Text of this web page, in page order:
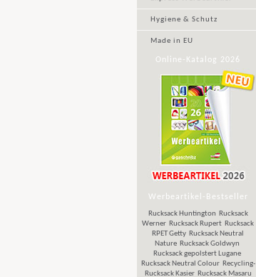
Hygiene & Schutz
Made in EU
Online-Katalog 2026
Werbeartikel-Bestseller
Rucksack Huntington Rucksack
Werner Rucksack Rupert Rucksack
RPET Getty Rucksack Neutral
Nature Rucksack Goldwyn
Rucksack gepolstert Lugane
Rucksack Neutral Colour Recycling-
Rucksack Kasier Rucksack Masaru